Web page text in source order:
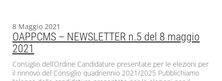
8 Maggio 2021
OAPPCMS – NEWSLETTER n.5 del 8 maggio
2021
Consiglio dell’Ordine Candidature presentate per le elezioni per
il rinnovo del Consiglio quadriennio 2021/2025 Pubblichiamo